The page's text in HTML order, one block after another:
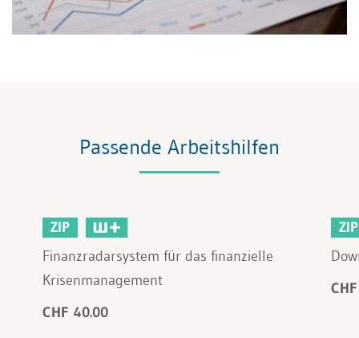
Passende Arbeitshilfen
ZIP
Finanzradarsystem für das finanzielle
Krisenmanagement
CHF 40.00
ZIP